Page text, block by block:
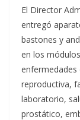
El Director
entregó
bastones y
en los
enfermedades
reproductiva,
laboratorio,
prostático,